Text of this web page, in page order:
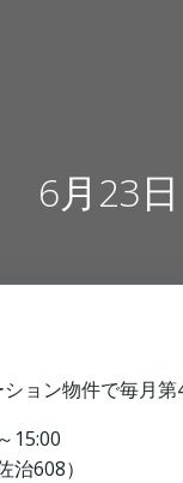
6月23
ョン物件で毎月
15:00
608）